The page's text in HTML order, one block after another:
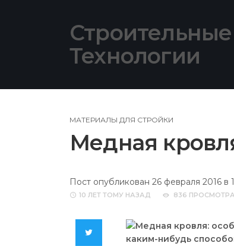
Строительные
Технологии
МАТЕРИАЛЫ ДЛЯ СТРОЙКИ
Медная
Пост опубликован 26 февраля 2016 в
10 ЛЕТ ТОМУ НАЗАД 836 ПРОСМОТРА
каким-нибудь